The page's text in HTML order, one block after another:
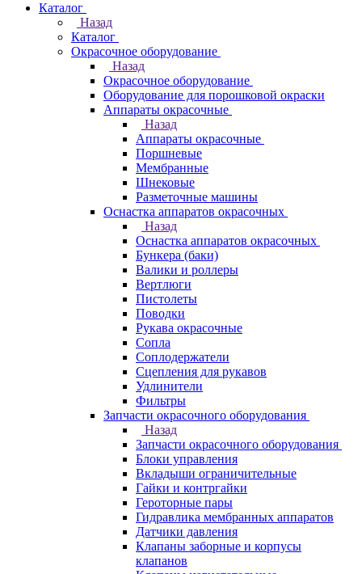
Каталог
Назад
Каталог
Окрасочное оборудование
Назад
Окрасочное оборудование
Оборудование для порошковой окраски
Аппараты окрасочные
Назад
Аппараты окрасочные
Поршневые
Мембранные
Шнековые
Разметочные машины
Оснастка аппаратов окрасочных
Назад
Оснастка аппаратов окрасочных
Бункера (баки)
Валики и роллеры
Вертлюги
Пистолеты
Поводки
Рукава окрасочные
Сопла
Соплодержатели
Сцепления для рукавов
Удлинители
Фильтры
Запчасти окрасочного оборудования
Назад
Запчасти окрасочного оборудования
Блоки управления
Вкладыши ограничительные
Гайки и контргайки
Героторные пары
Гидравлика мембранных аппаратов
Датчики давления
Клапаны заборные и корпусы
клапанов